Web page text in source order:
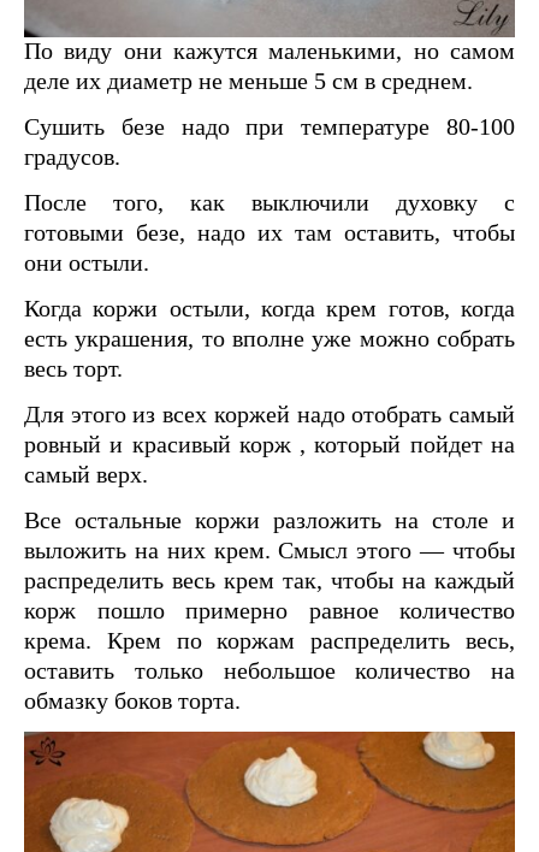
По виду они кажутся маленькими, но самом
деле их диаметр не меньше 5 см в среднем.
Сушить безе надо при температуре 80-100
градусов.
После того, как выключили духовку с
готовыми безе, надо их там оставить, чтобы
они остыли.
Когда коржи остыли, когда крем готов, когда
есть украшения, то вполне уже можно собрать
весь торт.
Для этого из всех коржей надо отобрать самый
ровный и красивый корж , который пойдет на
самый верх.
Все остальные коржи разложить на столе и
выложить на них крем. Смысл этого — чтобы
распределить весь крем так, чтобы на каждый
корж пошло примерно равное количество
крема. Крем по коржам распределить весь,
оставить только небольшое количество на
обмазку боков торта.